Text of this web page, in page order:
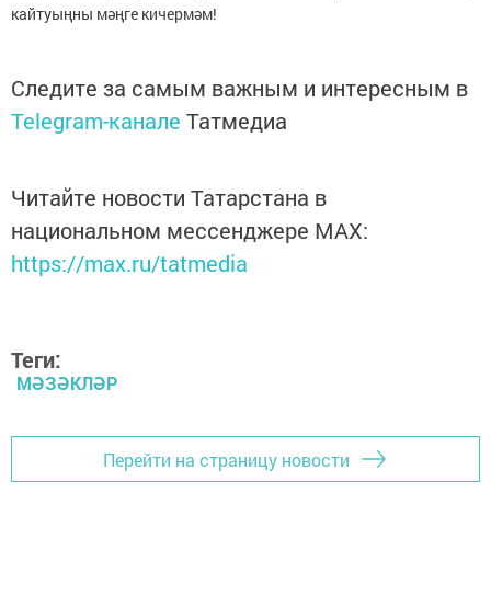
кайтуыңны мәңге кичермәм!
Следите за самым важным и интересным в
Telegram-канале Татмедиа
Читайте новости Татарстана в
национальном мессенджере MАХ:
https://max.ru/tatmedia
Теги:
МӘЗӘКЛӘР
Перейти на страницу новости